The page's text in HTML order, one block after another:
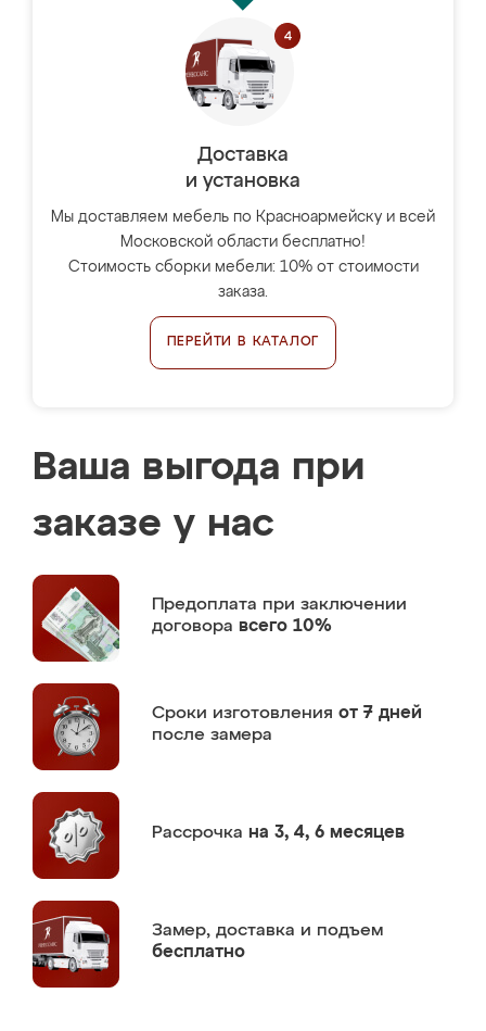
Доставка
и установка
Мы доставляем мебель по Красноармейску и всей
Московской области бесплатно!
Стоимость сборки мебели: 10% от стоимости
заказа.
ПЕРЕЙТИ В КАТАЛОГ
Ваша выгода при
заказе у нас
Предоплата при заключении
договора всего 10%
Сроки изготовления от 7 дней
после замера
Рассрочка на 3, 4, 6 месяцев
Замер, доставка и подъем
бесплатно